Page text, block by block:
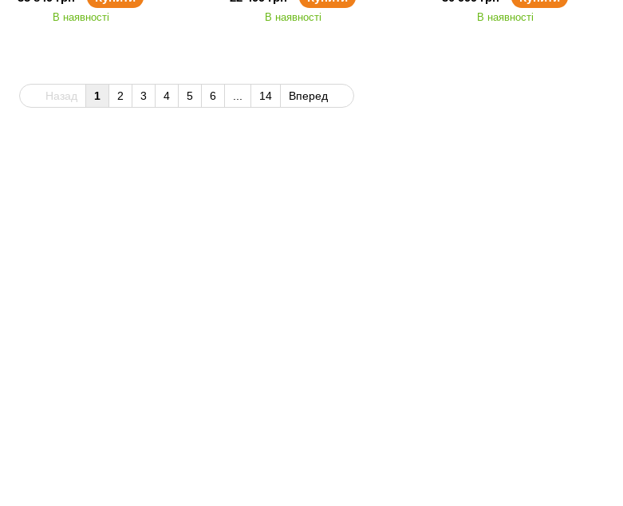
В наявності В наявності В наявності
Назад 1 2 3 4 5 6 14 Вперед